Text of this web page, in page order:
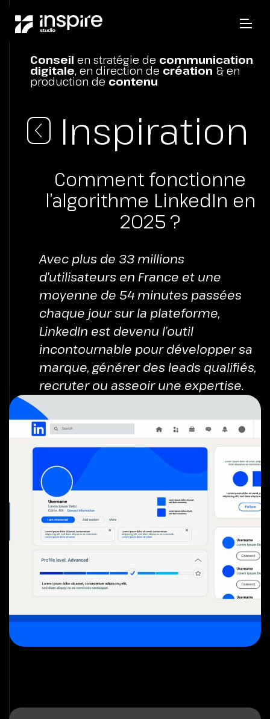
Conseil en stratégie de communication
digitale, en direction de création & en
production de contenu
Inspiration
Comment fonctionne
l’algorithme LinkedIn en
2025 ?
Avec plus de 33 millions
d’utilisateurs en France et une
moyenne de 54 minutes passées
chaque jour sur la plateforme,
LinkedIn est devenu l’outil
incontournable pour développer sa
marque, générer des leads qualifiés,
recruter ou asseoir une expertise.